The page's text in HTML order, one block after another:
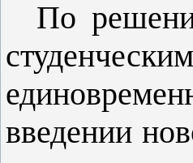
По
введении